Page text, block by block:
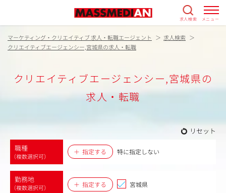
求人検索 メニュー
マーケティング・クリエイティブ 求人・転職エージェント
求人検索
クリエイティブエージェンシー,宮城県の求人・転職
クリエイティブエージェンシー,宮城県の
求人・転職
リセット
職種
（複数選択可）
指定する 特に指定しない
勤務地
（複数選択可） 指定する 宮城県